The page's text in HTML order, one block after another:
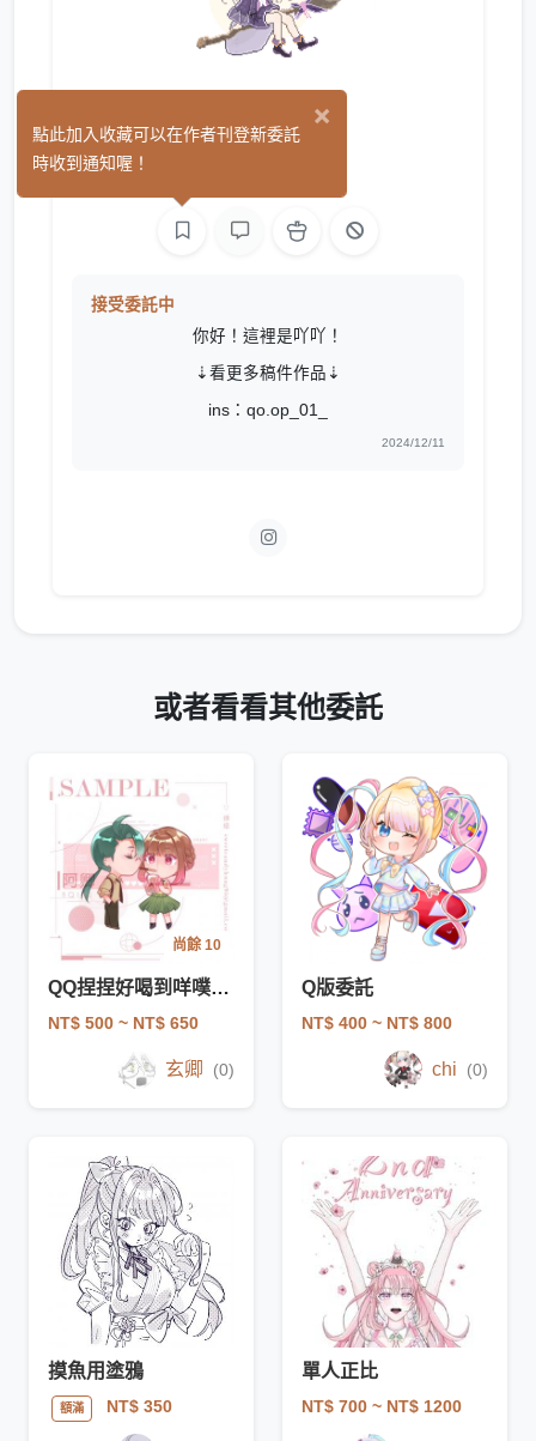
吖吖 (0)
接受委託中
你好！這裡是吖吖！
⇣看更多稿件作品⇣
ins：qo.op_01_
2024/12/11
或者看看其他委託
尚餘 10
QQ捏捏好喝到咩噗雙人委
NT$ 500 ~ NT$ 650
玄卿 (0)
Q版委託
NT$ 400 ~ NT$ 800
chi (0)
摸魚用塗鴉
額滿 NT$ 350
單人正比
NT$ 700 ~ NT$ 1200
×
點此加入收藏可以在作者刊登新委託
時收到通知喔！